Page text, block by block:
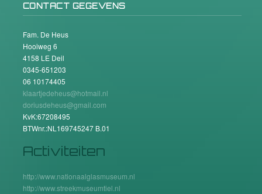
CONTACT GEGEVENS
Fam. De Heus
Hooiweg 6
4158 LE Deil
0345-651203
06 10174405
klaartjedeheus@hotmail.nl
doriusdeheus@gmail.com
KvK:67208495
BTWnr.:NL169745247 B.01
Activiteiten
http://www.nationaalglasmuseum.nl
http://www.streekmuseumtiel.nl